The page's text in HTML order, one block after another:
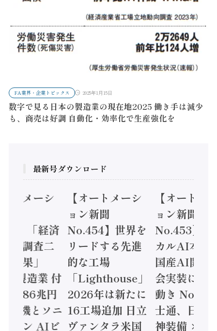
FA業界・企業トピックス 2025年1月15日
数字で見る日本の製造業の現在地2025 働き手は減少
も、商売は好調 自動化・効率化で生産強化を
最新号ダウンロード
トメーシ
】「経済
態調査二
結果」
年製造業 付
額86兆円
電機とソニ
コン AIビ
【オートメーシ
ョン新聞
No.454】世界を
リードする先進
的な工場
「Lighthouse」
2026年は新たに
16工場追加 日立
ヴァンタラ米国
【オートメ
ョン新聞
No.453】フ
カルAI本格
国産AI開発
会実装に活
動き
士通、日立
神装備 ×